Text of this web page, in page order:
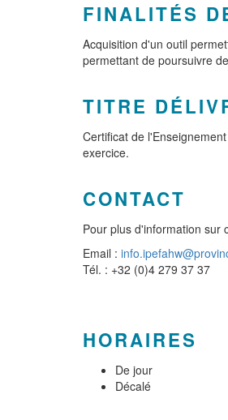
FINALITÉS
Acquisition d'un outil
permettant de poursuivre
TITRE
Certificat de
exercice.
CONTACT
Pour plus d'information sur
Email :
Tél. : +32 (0)4 279 37 37
HORAIRES
De jour
Décalé